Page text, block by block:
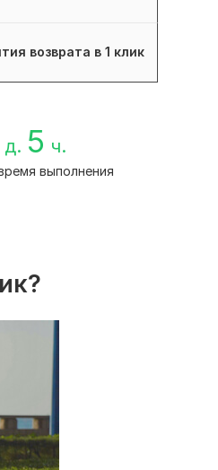
возврата в 1 клик
5 ч.
выполнения